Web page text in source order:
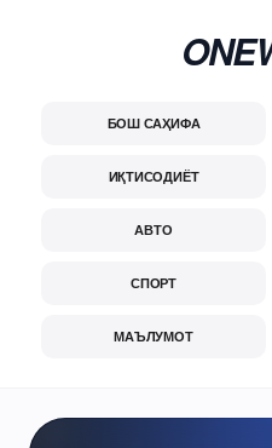
БОШ САҲИФА
ИҚТИСОДИЁТ
АВТО
СПОРТ
МАЪЛУМОТ